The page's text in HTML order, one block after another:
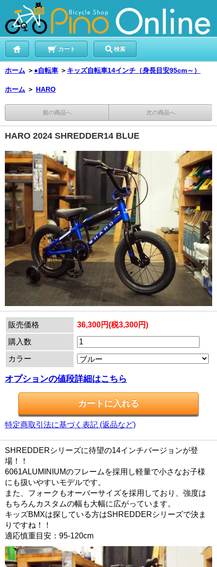
カート 検索
ホーム ＞ ●自転車 ＞ キッズ自転車14インチ（身長目安95cm～）
ホーム ＞ HARO
前の商品へ 次の商品へ
HARO 2024 SHREDDER14 BLUE
販売価格 36,300円(税3,300円)
購入数
カラー
オプションの値段詳細はこちら
特定商取引法に基づく表記 (返品など)
SHREDDERシリーズに待望の14インチバージョンが登
場！！
6061ALUMINIUMのフレームを採用し軽量で小さなお子様
にも扱いやすいモデルです。
また、フォークもオーバーサイズを採用しており、強度は
もちろんカスタムの幅も大幅に広がっています。
キッズBMXは探している方はSHREDDERシリーズで決ま
りですね！！
適応慎重目安：95-120cm